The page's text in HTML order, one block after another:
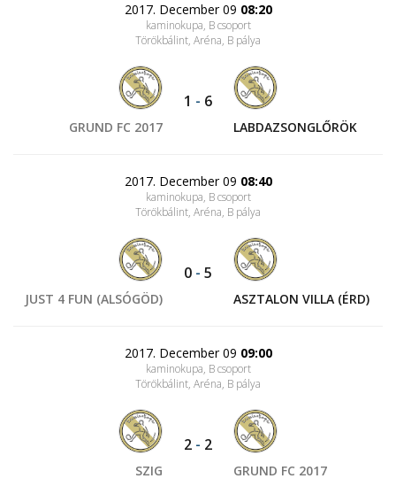
2017. December 09 08:20
kaminokupa, B csoport
Törökbálint, Aréna, B pálya
GRUND FC 2017
1 - 6
LABDAZSONGLŐRÖK
2017. December 09 08:40
kaminokupa, B csoport
Törökbálint, Aréna, B pálya
JUST 4 FUN (ALSÓGÖD)
0 - 5
ASZTALON VILLA (ÉRD)
2017. December 09 09:00
kaminokupa, B csoport
Törökbálint, Aréna, B pálya
SZIG
2 - 2
GRUND FC 2017